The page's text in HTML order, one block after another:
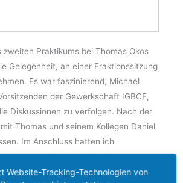
zweiten Praktikums bei Thomas Okos
Gelegenheit, an einer Fraktionssitzung
Es war faszinierend, Michael
der Gewerkschaft IGBCE,
Diskussionen zu verfolgen. Nach der
Thomas und seinem Kollegen Daniel
Im Anschluss hatten ich
Austausch mit dem Büroleiter
sowie Tim Ingenhaag und Simon
Website-Tracking-Technologien von